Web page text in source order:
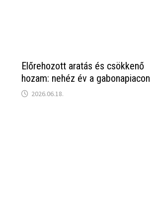
Előrehozott aratás és csökkenő
hozam: nehéz év a gabonapiacon
2026.06.18.